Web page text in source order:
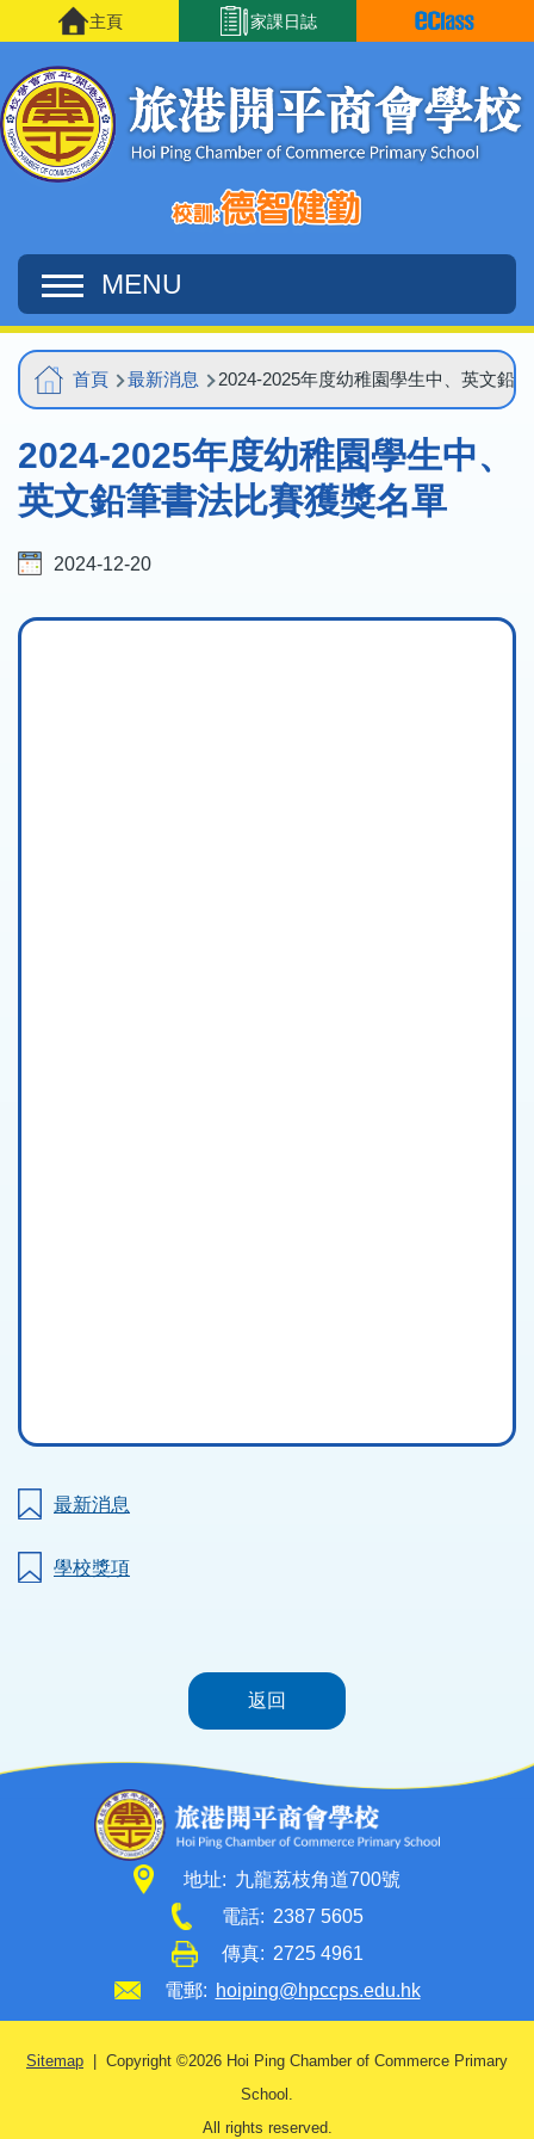
移至主內容 家課日誌
主頁
MENU
Main
navigation
導
航
連
結
首頁 最新消息 2024-2025年度幼稚園學生中、英文鉛
2024-2025年度幼稚園學生中、
英文鉛筆書法比賽獲獎名單
2024-12-20
最新消息
學校獎項
返回
地址: 九龍荔枝角道700號
電話: 2387 5605
傳真: 2725 4961
電郵: hoiping@hpccps.edu.hk
Sitemap | Copyright ©2026 Hoi Ping Chamber of Commerce Primary
School.
All rights reserved.